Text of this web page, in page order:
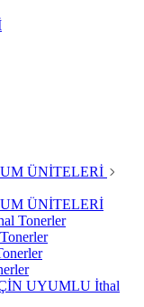
ÜNİTELERİ
ÜNİTELERİ
Tonerler
UYUMLU İthal